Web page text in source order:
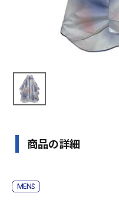
特定商取引法
商品の詳細